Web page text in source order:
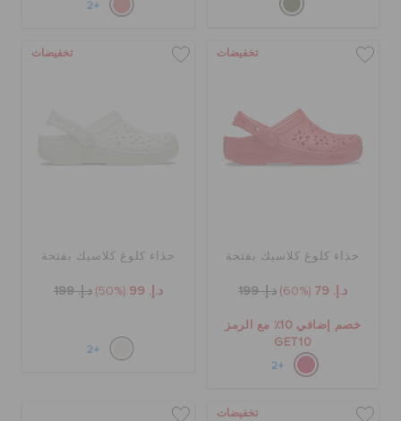
+2
تخفيضات
حذاء كلوغ كلاسيك بفتحة
د.إ. 79 (60%) د.إ. 199
خصم إضافي 10٪ مع الرمز
GET10
+2
تخفيضات
حذاء كلوغ كلاسيك بفتحة
د.إ. 99 (50%) د.إ. 199
+2
تخفيضات